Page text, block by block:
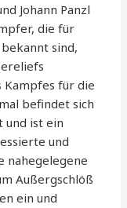
Johann Panzl
die für
sind,
Kampfes für die
befindet sich
und ist ein
und
nahegelegene
Außergschlöß
ein und